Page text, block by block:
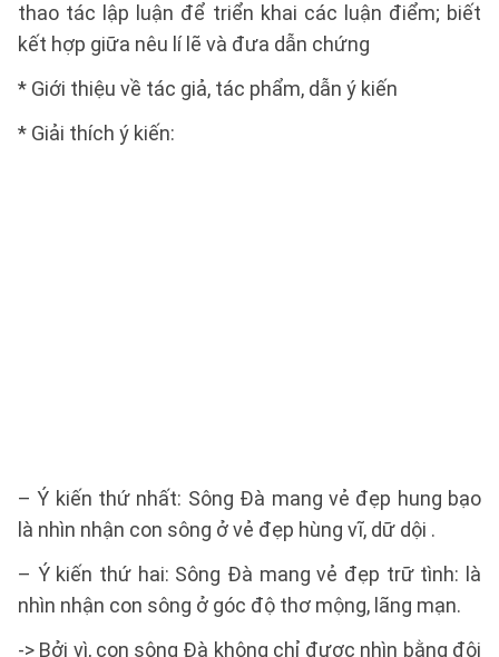
thao tác lập luận để triển khai các luận điểm; biết
kết hợp giữa nêu lí lẽ và đưa dẫn chứng
* Giới thiệu về tác giả, tác phẩm, dẫn ý kiến
* Giải thích ý kiến:
– Ý kiến thứ nhất: Sông Đà mang vẻ đẹp hung bạo
là nhìn nhận con sông ở vẻ đẹp hùng vĩ, dữ dội .
– Ý kiến thứ hai: Sông Đà mang vẻ đẹp trữ tình: là
nhìn nhận con sông ở góc độ thơ mộng, lãng mạn.
-> Bởi vì, con sông Đà không chỉ được nhìn bằng đôi